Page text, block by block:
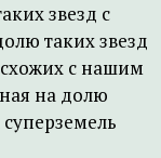
звезд с
таких звезд
с нашим
на долю